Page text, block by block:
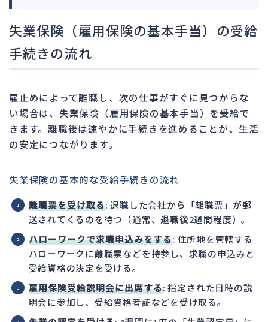
失業保険（雇用保険の基本手当）の受給
手続きの流れ
雇止めによって離職し、次の仕事がすぐに見つからな
い場合は、失業保険（雇用保険の基本手当）を受給で
きます。離職後は速やかに手続きを進めることが、生活
の安定につながります。
失業保険の基本的な受給手続きの流れ
離職票を受け取る: 退職した会社から「離職票」が郵
送されてくるのを待つ（通常、退職後2週間程度）。
ハローワークで求職申込みをする: 住所地を管轄する
ハローワークに離職票などを持参し、求職の申込みと
受給資格の決定を受ける。
雇用保険受給説明会に出席する: 指定された日時の説
明会に参加し、受給資格者証などを受け取る。